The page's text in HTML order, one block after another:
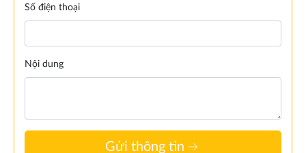
Số điện thoại
Nội dung
Gửi thông tin arrow_right_alt